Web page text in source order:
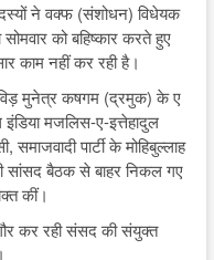
ने वक्फ (संशोधन) विधेयक
को बहिष्कार करते हुए
काम नहीं कर रही है।
मुनेत्र कषगम (द्रमुक) के ए
मजलिस-ए-इत्तेहादुल
पार्टी के मोहिबुल्लाह
सांसद बैठक से बाहर निकल गए
कीं।
कर रही संसद की संयुक्त